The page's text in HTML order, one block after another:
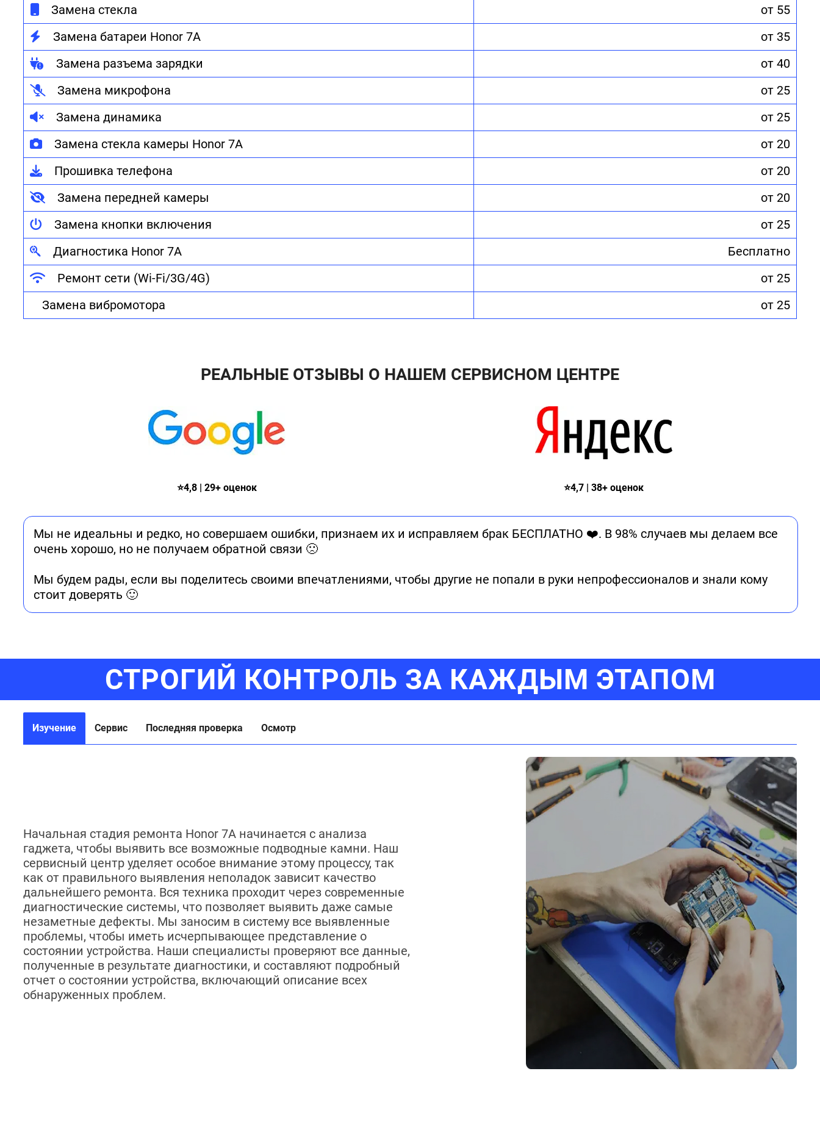
Замена стекла
от 55
Замена батареи Honor 7A
от 35
Замена разъема зарядки
от 40
Замена микрофона
от 25
Замена динамика
от 25
Замена стекла камеры Honor 7A
от 20
Прошивка телефона
от 20
Замена передней камеры
от 20
Замена кнопки включения
от 25
Диагностика Honor 7A
Бесплатно
Ремонт сети (Wi-Fi/3G/4G)
от 25
Замена вибромотора
от 25
РЕАЛЬНЫЕ ОТЗЫВЫ О НАШЕМ СЕРВИСНОМ ЦЕНТРЕ
⭐4,8 | 29+ оценок ⭐4,7 | 38+ оценок
Мы не идеальны и редко, но совершаем ошибки, признаем их и исправляем брак БЕСПЛАТНО ❤️. В 98% случаев мы делаем все
очень хорошо, но не получаем обратной связи 🙁
Мы будем рады, если вы поделитесь своими впечатлениями, чтобы другие не попали в руки непрофессионалов и знали кому
стоит доверять 🙂
СТРОГИЙ КОНТРОЛЬ ЗА КАЖДЫМ ЭТАПОМ
Изучение Сервис Последняя проверка Осмотр
Начальная стадия ремонта Honor 7A начинается с анализа
гаджета, чтобы выявить все возможные подводные камни. Наш
сервисный центр уделяет особое внимание этому процессу, так
как от правильного выявления неполадок зависит качество
дальнейшего ремонта. Вся техника проходит через современные
диагностические системы, что позволяет выявить даже самые
незаметные дефекты. Мы заносим в систему все выявленные
проблемы, чтобы иметь исчерпывающее представление о
состоянии устройства. Наши специалисты проверяют все данные,
полученные в результате диагностики, и составляют подробный
отчет о состоянии устройства, включающий описание всех
обнаруженных проблем.